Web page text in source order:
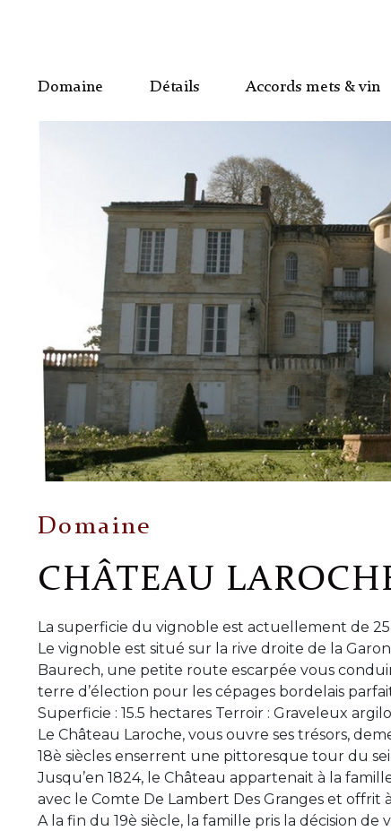
Domaine Détails Accords mets & vin
Domaine
CHÂTEAU
La superficie du vignoble est actuellement de
Le vignoble est situé sur la rive droite de la
Baurech, une petite route escarpée vous
terre d’élection pour les cépages bordelais
Superficie : 15.5 hectares Terroir : Graveleux
Le Château Laroche, vous ouvre ses trésors,
18è siècles enserrent une pittoresque tour du
Jusqu’en 1824, le Château appartenait à la
avec le Comte De Lambert Des Granges et offrit
A la fin du 19è siècle, la famille pris la décision